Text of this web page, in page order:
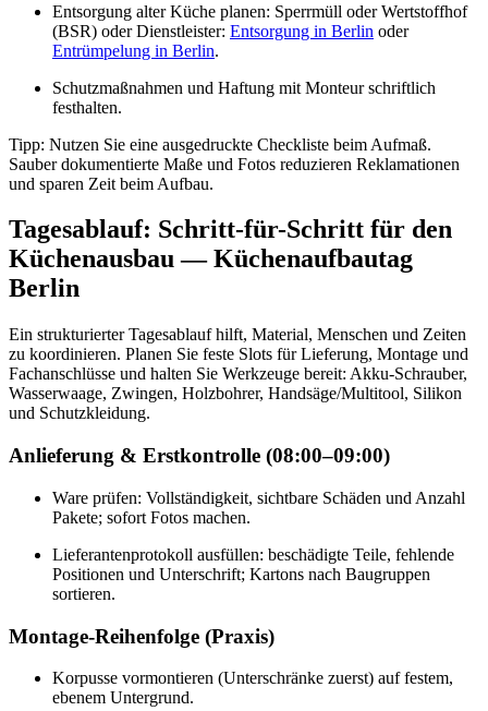
Entsorgung alter Küche planen: Sperrmüll oder Wertstoffhof
(BSR) oder Dienstleister: Entsorgung in Berlin oder
Entrümpelung in Berlin.
Schutzmaßnahmen und Haftung mit Monteur schriftlich
festhalten.
Tipp: Nutzen Sie eine ausgedruckte Checkliste beim Aufmaß.
Sauber dokumentierte Maße und Fotos reduzieren Reklamationen
und sparen Zeit beim Aufbau.
Tagesablauf: Schritt-für-Schritt für den
Küchenausbau — Küchenaufbautag
Berlin
Ein strukturierter Tagesablauf hilft, Material, Menschen und Zeiten
zu koordinieren. Planen Sie feste Slots für Lieferung, Montage und
Fachanschlüsse und halten Sie Werkzeuge bereit: Akku-Schrauber,
Wasserwaage, Zwingen, Holzbohrer, Handsäge/Multitool, Silikon
und Schutzkleidung.
Anlieferung & Erstkontrolle (08:00–09:00)
Ware prüfen: Vollständigkeit, sichtbare Schäden und Anzahl
Pakete; sofort Fotos machen.
Lieferantenprotokoll ausfüllen: beschädigte Teile, fehlende
Positionen und Unterschrift; Kartons nach Baugruppen
sortieren.
Montage-Reihenfolge (Praxis)
Korpusse vormontieren (Unterschränke zuerst) auf festem,
ebenem Untergrund.